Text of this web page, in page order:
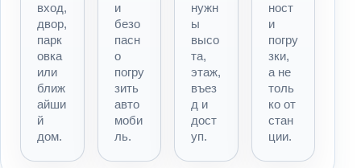
вход,
двор,
парк
овка
или
ближ
айши
й
дом.
и
безо
пасн
о
погру
зить
авто
моби
ль.
нужн
ы
высо
та,
этаж,
въез
д и
дост
уп.
ност
и
погру
зки,
а не
толь
ко от
стан
ции.